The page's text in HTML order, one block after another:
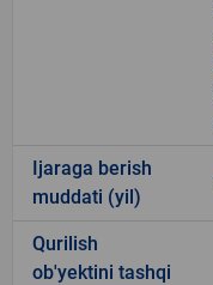
Ijaraga berish
muddati (yil)
Qurilish
ob'yektini tashqi